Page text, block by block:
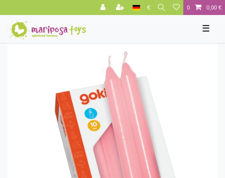
€ 0 0,00 €
☰